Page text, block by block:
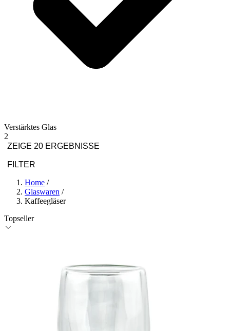
Verstärktes Glas
2
ZEIGE 20 ERGEBNISSE
FILTER
Home /
Glaswaren /
Kaffeegläser
Topseller